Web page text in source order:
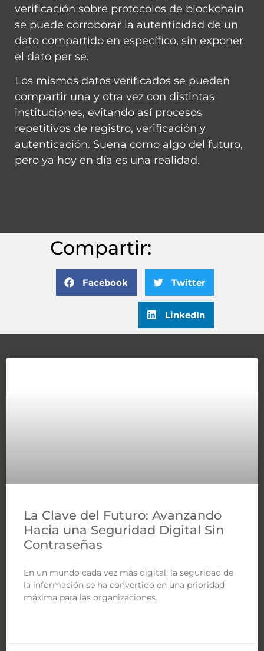
verificación sobre protocolos de blockchain
se puede corroborar la autenticidad de un
dato compartido en específico, sin exponer
el dato per se.
Los mismos datos verificados se pueden
compartir una y otra vez con distintas
instituciones, evitando así procesos
repetitivos de registro, verificación y
autenticación. Suena como algo del futuro,
pero ya hoy en día es una realidad.
Compartir:
Facebook Twitter
LinkedIn
La Clave del Futuro: Avanzando
Hacia una Seguridad Digital Sin
Contraseñas
En un mundo cada vez más digital, la seguridad de
la información se ha convertido en una prioridad
máxima para las organizaciones.